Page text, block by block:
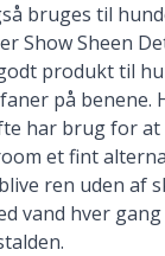
bruges til
Show Sheen
produkt til
på benene.
har brug for at
et fint
ren uden af
vand hver